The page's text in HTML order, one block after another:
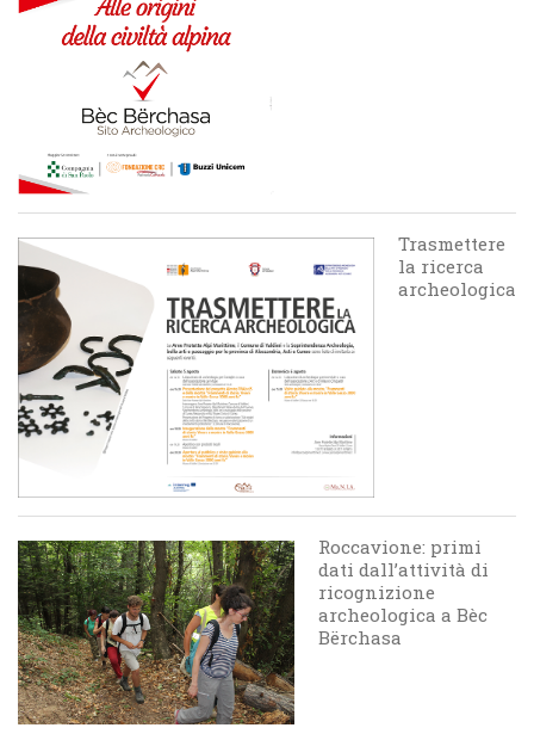
Trasmettere
la ricerca
archeologica
Roccavione: primi
dati dall’attività di
ricognizione
archeologica a Bèc
Bërchasa